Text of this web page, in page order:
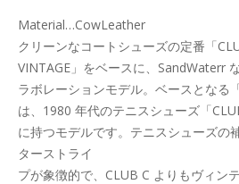
Material…CowLeather
クリーンなコートシューズの定番「
VINTAGE」をベースに、SandWaterr
ラボレーションモデル。ベースとなる
は、1980 年代のテニスシューズ「
に持つモデルです。テニスシューズの
ターストライ
プが象徴的で、CLUB C よりもヴィン